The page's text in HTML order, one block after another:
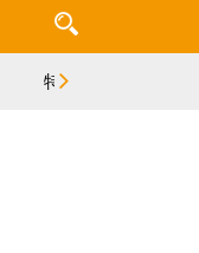
特集